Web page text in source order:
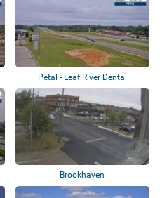
Petal - Leaf River Dental
Brookhaven